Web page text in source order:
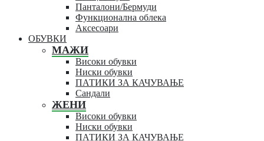
Панталони/Бермуди
Функционална облека
Аксесоари
ОБУВКИ
МАЖИ
Високи обувки
Ниски обувки
ПАТИКИ ЗА КАЧУВАЊЕ
Сандали
ЖЕНИ
Високи обувки
Ниски обувки
ПАТИКИ ЗА КАЧУВАЊЕ